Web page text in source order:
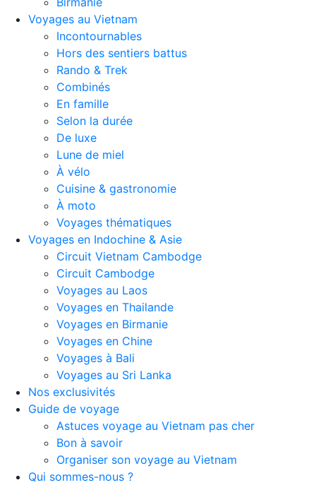
Voyages au Vietnam
Incontournables
Hors des sentiers battus
Rando & Trek
Combinés
En famille
Selon la durée
De luxe
Lune de miel
À vélo
Cuisine & gastronomie
À moto
Voyages thématiques
Voyages en Indochine & Asie
Circuit Vietnam Cambodge
Circuit Cambodge
Voyages au Laos
Voyages en Thailande
Voyages en Birmanie
Voyages en Chine
Voyages à Bali
Voyages au Sri Lanka
Nos exclusivités
Guide de voyage
Astuces voyage au Vietnam pas cher
Bon à savoir
Organiser son voyage au Vietnam
Qui sommes-nous ?